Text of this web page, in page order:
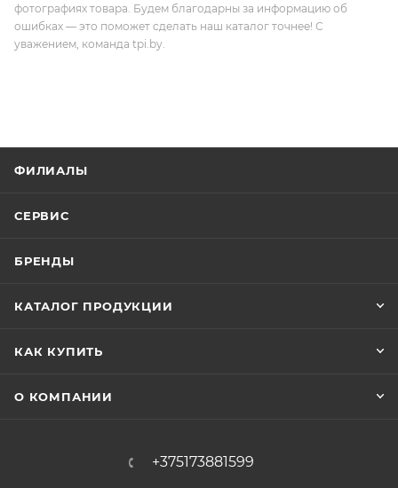
фотографиях товара. Будем благодарны за информацию об
ошибках — это поможет сделать наш каталог точнее! С
уважением, команда tpi.by.
ФИЛИАЛЫ
СЕРВИС
БРЕНДЫ
КАТАЛОГ ПРОДУКЦИИ
КАК КУПИТЬ
О КОМПАНИИ
+375173881599